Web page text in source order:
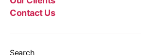
Contact Us
Search